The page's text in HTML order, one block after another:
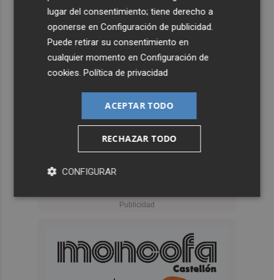
lugar del consentimiento; tiene derecho a
oponerse enConfiguración de publicidad
Puede retirar su consentimiento en
cualquier momento enConfiguración de
cookies .Política de privacidad
ACEPTAR TODO
RECHAZAR TODO
CONFIGURAR